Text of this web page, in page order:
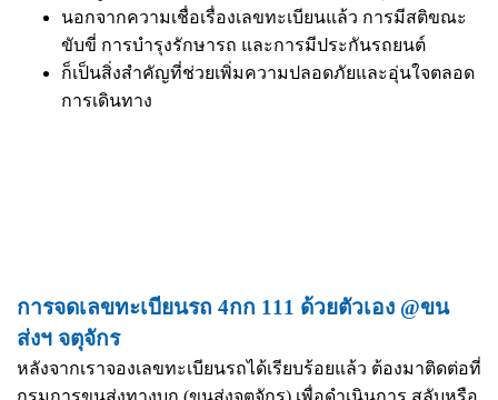
นอกจากความเชื่อเรื่องเลขทะเบียนแล้ว การมีสติขณะ
ขับขี่ การบำรุงรักษารถ และการมีประกันรถยนต์
ก็เป็นสิ่งสำคัญที่ช่วยเพิ่มความปลอดภัยและอุ่นใจตลอด
การเดินทาง
การจดเลขทะเบียนรถ 4กก 111 ด้วยตัวเอง @ขน
ส่งฯ จตุจักร
หลังจากเราจองเลขทะเบียนรถได้เรียบร้อยแล้ว ต้องมาติดต่อที่
กรมการขนส่งทางบก (ขนส่งจตุจักร) เพื่อดำเนินการ สลับหรือ